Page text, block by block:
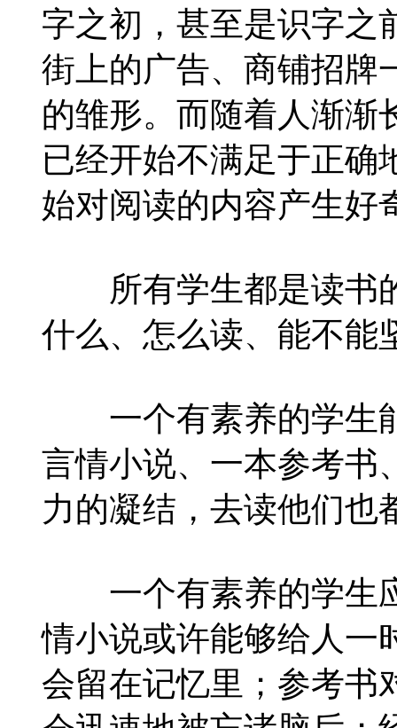
字之初，甚至是识字之
街上的广告、商铺招牌
的雏形。而随着人渐渐
已经开始不满足于正确
始对阅读的内容产生好
所有学生都是读书
什么、怎么读、能不能
一个有素养的学生
言情小说、一本参考书
力的凝结，去读他们也
一个有素养的学生
情小说或许能够给人一
会留在记忆里；参考书